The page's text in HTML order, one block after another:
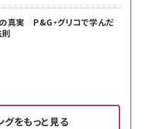
真実 P&G・グリコで学んだ
をもっと見る